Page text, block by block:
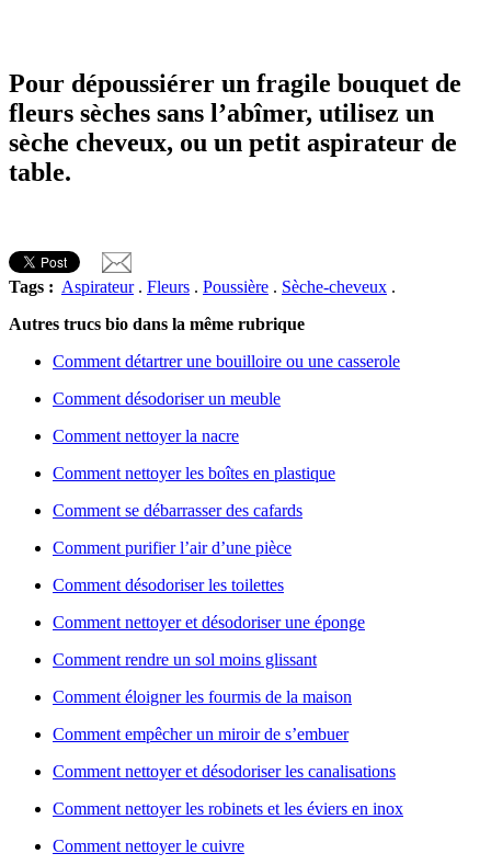
Pour dépoussiérer un fragile bouquet de
fleurs sèches sans l’abîmer, utilisez un
sèche cheveux, ou un petit aspirateur de
table.
Tags : Aspirateur. Fleurs . Poussière . Sèche-cheveux .
Autres trucs bio dans la même rubrique
Comment détartrer une bouilloire ou une casserole
Comment désodoriser un meuble
Comment nettoyer la nacre
Comment nettoyer les boîtes en plastique
Comment se débarrasser des cafards
Comment purifier l’air d’une pièce
Comment désodoriser les toilettes
Comment nettoyer et désodoriser une éponge
Comment rendre un sol moins glissant
Comment éloigner les fourmis de la maison
Comment empêcher un miroir de s’embuer
Comment nettoyer et désodoriser les canalisations
Comment nettoyer les robinets et les éviers en inox
Comment nettoyer le cuivre